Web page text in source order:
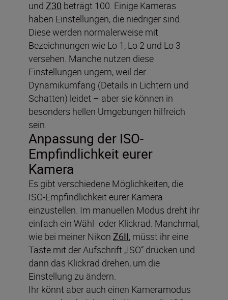
und Z30 beträgt 100. Einige Kameras
haben Einstellungen, die niedriger sind.
Diese werden normalerweise mit
Bezeichnungen wie Lo 1, Lo 2 und Lo 3
versehen. Manche nutzen diese
Einstellungen ungern, weil der
Dynamikumfang (Details in Lichtern und
Schatten) leidet – aber sie können in
besonders hellen Umgebungen hilfreich
sein.
Anpassung der ISO-
Empfindlichkeit eurer
Kamera
Es gibt verschiedene Möglichkeiten, die
ISO-Empfindlichkeit eurer Kamera
einzustellen. Im manuellen Modus dreht ihr
einfach ein Wähl- oder Klickrad. Manchmal,
wie bei meiner Nikon Z6II, müsst ihr eine
Taste mit der Aufschrift „ISO“ drücken und
dann das Klickrad drehen, um die
Einstellung zu ändern.
Ihr könnt aber auch einen Kameramodus